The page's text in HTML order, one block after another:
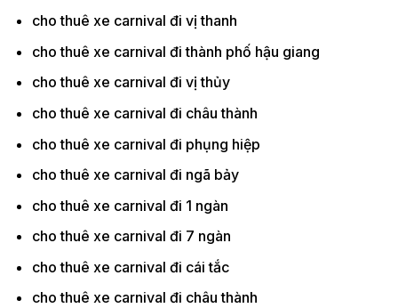
cho thuê xe carnival đi vị thanh
cho thuê xe carnival đi thành phố hậu giang
cho thuê xe carnival đi vị thủy
cho thuê xe carnival đi châu thành
cho thuê xe carnival đi phụng hiệp
cho thuê xe carnival đi ngã bảy
cho thuê xe carnival đi 1 ngàn
cho thuê xe carnival đi 7 ngàn
cho thuê xe carnival đi cái tắc
cho thuê xe carnival đi châu thành